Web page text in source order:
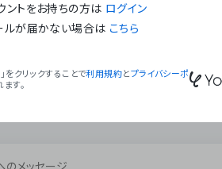
ントをお持ちの方は ログイン
ルが届かない場合は こちら
をクリックすることで利用規約とプライバシーポ
す。